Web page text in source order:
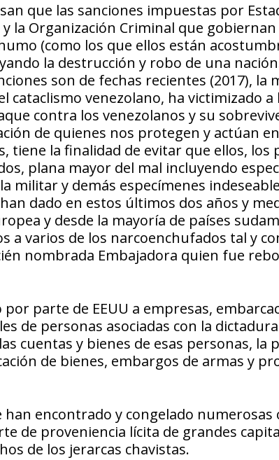
que las sanciones impuestas por
la Organización Criminal que gobiernan
(como los que ellos están
la destrucción y robo de una
son de fechas recientes (2017), la
venezolano, ha victimizado a
contra los venezolanos y su
de quienes nos protegen y actúan
tiene la finalidad de evitar que ellos, los
plana mayor del mal incluyendo
militar y demás especímenes
dado en estos últimos dos años y
y desde la mayoría de países
varios de los narcoenchufados tal y
nombrada Embajadora quien fue
parte de EEUU a empresas,
de personas asociadas con la
cuentas y bienes de esas personas, la
de bienes, embargos de armas y
encontrado y congelado numerosas
de proveniencia lícita de grandes
de los jerarcas chavistas.